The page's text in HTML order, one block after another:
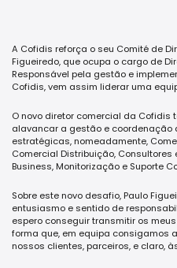
A Cofidis reforça o seu Comité de
Figueiredo, que ocupa o cargo de
Responsável pela gestão e
Cofidis, vem assim liderar uma
O novo diretor comercial da Cofidis
alavancar a gestão e coordenação
estratégicas, nomeadamente,
Comercial Distribuição,
Business, Monitorização e Suporte
Sobre este novo desafio, Paulo
entusiasmo e sentido de
espero conseguir transmitir os
forma que, em equipa consigamos
nossos clientes, parceiros, e claro,